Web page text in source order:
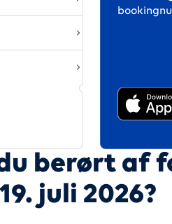
berørt af
juli 2026?